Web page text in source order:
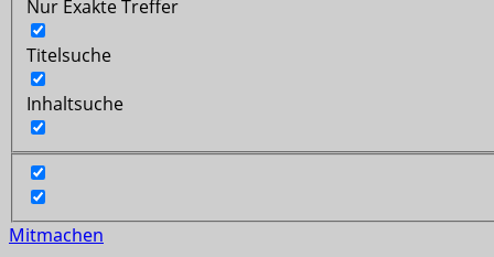
Nur Exakte Treffer
Titelsuche
Inhaltsuche
Mitmachen